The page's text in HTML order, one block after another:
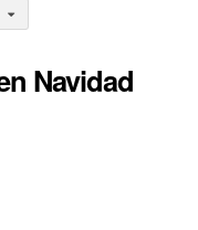
Navidad